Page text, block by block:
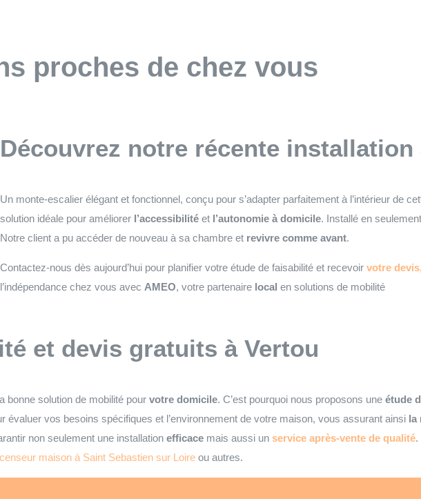
proches de chez vous
Découvrez notre récente installation
Un monte-escalier élégant et fonctionnel, conçu pour s’adapter parfaitement à l’intérieur de
solution idéale pour améliorer l’accessibilitéet l’autonomie à domicile. Installé en seulement
Notre client a pu accéder de nouveau à sa chambre et revivre comme avant.
Contactez-nous dès aujourd’hui pour planifier votre étude de faisabilité et recevoir votre
l’indépendance chez vous avec AMEO, votre partenaire local en solutions de mobilité
et devis gratuits à Vertou
bonne solution de mobilité pour votre domicile. C’est pourquoi nous proposons une étude
évaluer vos besoins spécifiques et l’environnement de votre maison, vous assurant ainsi la
non seulement une installation efficace mais aussi un service après-vente de qualité.
maison à Saint Sebastien sur Loire ou autres.